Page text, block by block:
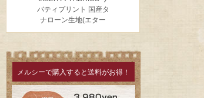
メルシーで購入すると送料がお得！